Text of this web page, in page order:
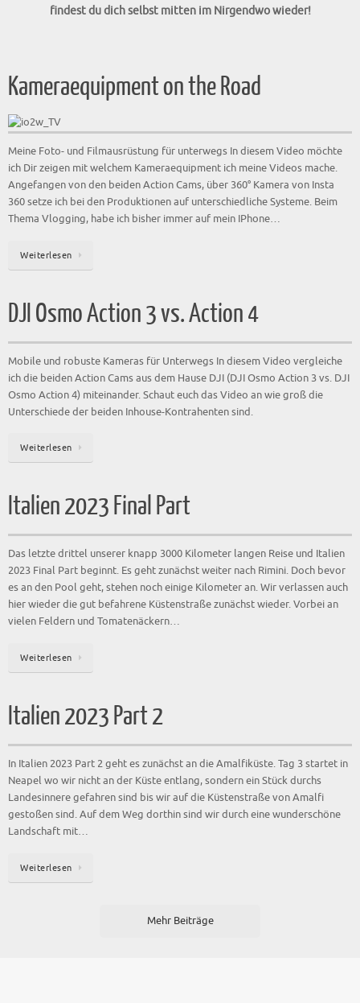
findest du dich selbst mitten im Nirgendwo wieder!
Kameraequipment on the Road
Meine Foto- und Filmausrüstung für unterwegs In diesem Video möchte
ich Dir zeigen mit welchem Kameraequipment ich meine Videos mache.
Angefangen von den beiden Action Cams, über 360° Kamera von Insta
360 setze ich bei den Produktionen auf unterschiedliche Systeme. Beim
Thema Vlogging, habe ich bisher immer auf mein IPhone…
Weiterlesen
DJI Osmo Action 3 vs. Action 4
Mobile und robuste Kameras für Unterwegs In diesem Video vergleiche
ich die beiden Action Cams aus dem Hause DJI (DJI Osmo Action 3 vs. DJI
Osmo Action 4) miteinander. Schaut euch das Video an wie groß die
Unterschiede der beiden Inhouse-Kontrahenten sind.
Weiterlesen
Italien 2023 Final Part
Das letzte drittel unserer knapp 3000 Kilometer langen Reise und Italien
2023 Final Part beginnt. Es geht zunächst weiter nach Rimini. Doch bevor
es an den Pool geht, stehen noch einige Kilometer an. Wir verlassen auch
hier wieder die gut befahrene Küstenstraße zunächst wieder. Vorbei an
vielen Feldern und Tomatenäckern…
Weiterlesen
Italien 2023 Part 2
In Italien 2023 Part 2 geht es zunächst an die Amalfiküste. Tag 3 startet in
Neapel wo wir nicht an der Küste entlang, sondern ein Stück durchs
Landesinnere gefahren sind bis wir auf die Küstenstraße von Amalfi
gestoßen sind. Auf dem Weg dorthin sind wir durch eine wunderschöne
Landschaft mit…
Weiterlesen
Mehr Beiträge